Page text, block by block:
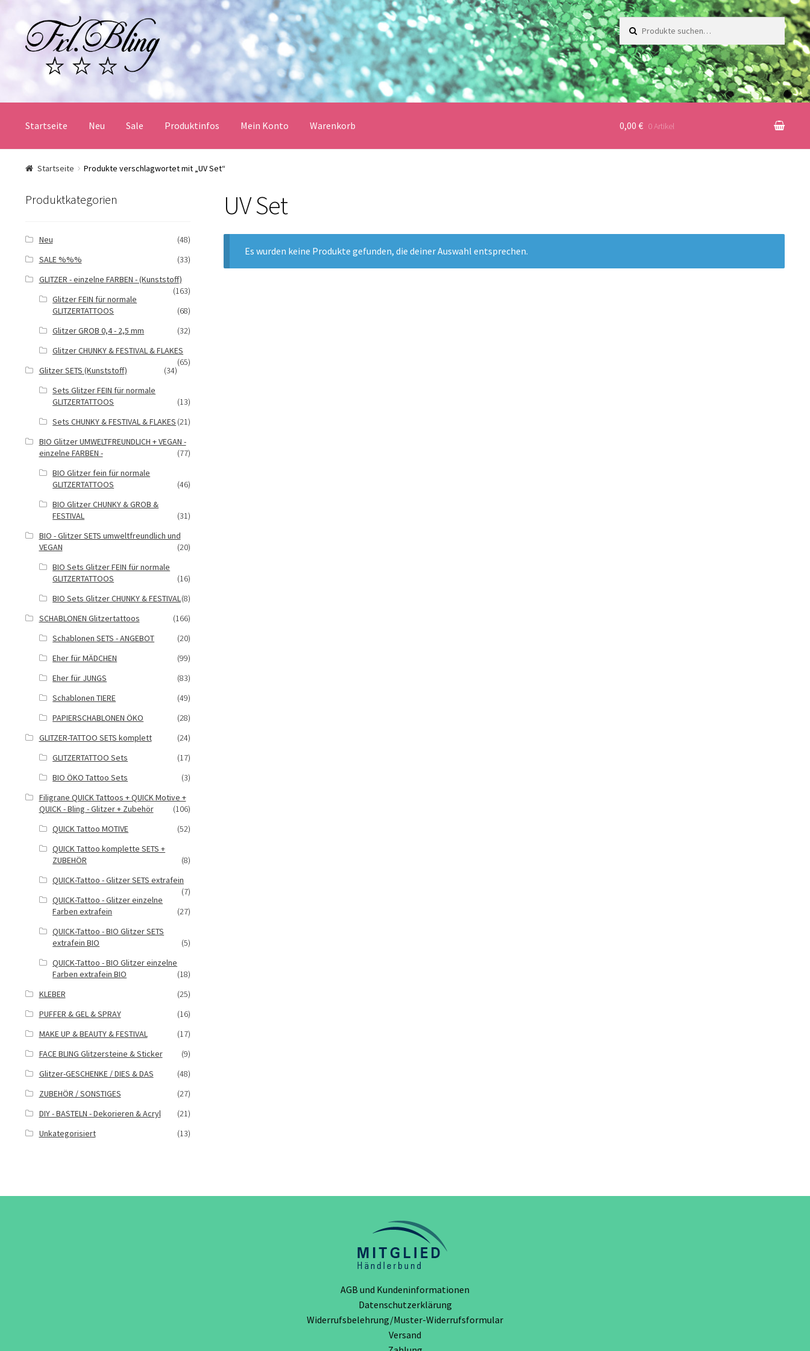
Navigation
springen
zum
Inhalt
Suche
nach:
Startseite Neu Sale Produktinfos Mein Konto Warenkorb
Start AGB und Kundeninformationen Datenschutzerklärung
Mein Konto Produktinfos Versandbedingungen Vertrag widerrufen
0,00 € 0 Artikel
Startseite Produkte verschlagwortet mit „UV Set“
UV Set
Es wurden keine Produkte gefunden, die deiner Auswahl entsprechen.
Produktkategorien
Neu
(48)
SALE %%%
(33)
GLITZER - einzelne FARBEN - (Kunststoff)
(163)
Glitzer FEIN für normale
GLITZERTATTOOS
(68)
Glitzer GROB 0,4 - 2,5 mm
(32)
Glitzer CHUNKY & FESTIVAL & FLAKES
(65)
Glitzer SETS (Kunststoff)
(34)
Sets Glitzer FEIN für normale
GLITZERTATTOOS
(13)
Sets CHUNKY & FESTIVAL & FLAKES (21)
BIO Glitzer UMWELTFREUNDLICH + VEGAN -
einzelne FARBEN -
(77)
BIO Glitzer fein für normale
GLITZERTATTOOS
(46)
BIO Glitzer CHUNKY & GROB &
FESTIVAL
(31)
BIO - Glitzer SETS umweltfreundlich und
VEGAN
(20)
BIO Sets Glitzer FEIN für normale
GLITZERTATTOOS
(16)
BIO Sets Glitzer CHUNKY & FESTIVAL(8)
SCHABLONEN Glitzertattoos
(166)
Schablonen SETS - ANGEBOT
(20)
Eher für MÄDCHEN
(99)
Eher für JUNGS
(83)
Schablonen TIERE
(49)
PAPIERSCHABLONEN ÖKO
(28)
GLITZER-TATTOO SETS komplett
(24)
GLITZERTATTOO Sets
(17)
BIO ÖKO Tattoo Sets
(3)
Filigrane QUICK Tattoos + QUICK Motive +
QUICK - Bling - Glitzer + Zubehör
(106)
QUICK Tattoo MOTIVE
(52)
QUICK Tattoo komplette SETS +
ZUBEHÖR
(8)
QUICK-Tattoo - Glitzer SETS extrafein
(7)
QUICK-Tattoo - Glitzer einzelne
Farben extrafein
(27)
QUICK-Tattoo - BIO Glitzer SETS
extrafein BIO
(5)
QUICK-Tattoo - BIO Glitzer einzelne
Farben extrafein BIO
(18)
KLEBER
(25)
PUFFER & GEL & SPRAY
(16)
MAKE UP & BEAUTY & FESTIVAL
(17)
FACE BLING Glitzersteine & Sticker
(9)
Glitzer-GESCHENKE / DIES & DAS
(48)
ZUBEHÖR / SONSTIGES
(27)
DIY - BASTELN - Dekorieren & Acryl
(21)
Unkategorisiert
(13)
AGB und Kundeninformationen
Datenschutzerklärung
Widerrufsbelehrung/Muster-Widerrufsformular
Versand